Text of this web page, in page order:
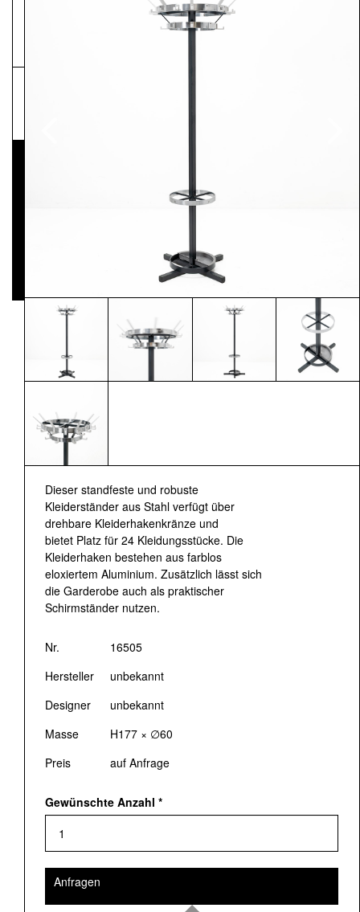
Dieser standfeste und robuste
Kleiderständer aus Stahl verfügt über
drehbare Kleiderhakenkränze und
bietet Platz für 24 Kleidungsstücke. Die
Kleiderhaken bestehen aus farblos
eloxiertem Aluminium. Zusätzlich lässt sich
die Garderobe auch als praktischer
Schirmständer nutzen.
Nr.
16505
Hersteller
unbekannt
Designer
unbekannt
Masse
H177 × ∅60
Preis
auf Anfrage
Gewünschte Anzahl *
Anfragen
Pressematerial